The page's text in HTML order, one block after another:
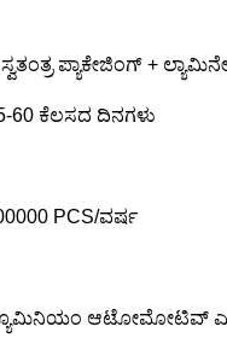
ಪ್ಯಾಕೇಜಿಂಗ್ +
ಕೆಲಸದ ದಿನಗಳು
PCS/ವರ್ಷ